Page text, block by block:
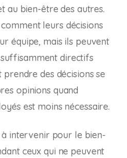
au bien-être des autres.
leurs décisions
équipe, mais ils peuvent
directifs
prendre des décisions se
opinions quand
est moins nécessaire.
à intervenir pour le bien-
ceux qui ne peuvent